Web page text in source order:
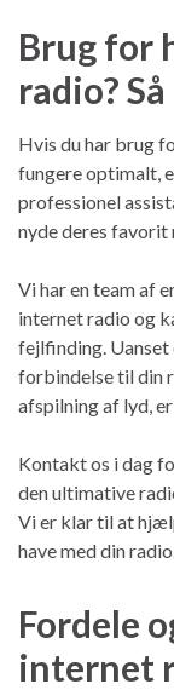
Brug for
radio?
Hvis du har brug
fungere optimalt,
professionel
nyde deres favorit
Vi har en team af
internet radio og
fejlfinding.
forbindelse til din
afspilning af lyd,
Kontakt os i dag
den ultimative
Vi er klar til at
have med din radio.
Fordele
internet